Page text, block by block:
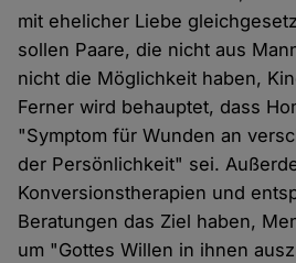
mit ehelicher Liebe
sollen Paare, die nicht aus
nicht die Möglichkeit haben,
Ferner wird behauptet, dass
"Symptom für Wunden an
der Persönlichkeit" sei.
Konversionstherapien und
Beratungen das Ziel haben,
um "Gottes Willen in ihnen